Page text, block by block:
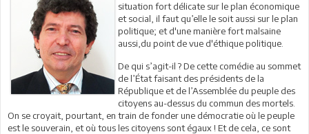
situation fort délicate sur le plan économique
et social, il faut qu’elle le soit aussi sur le plan
politique; et d'une manière fort malsaine
aussi,du point de vue d'éthique politique.
De qui s’agit-il ? De cette comédie au sommet
de l’État faisant des présidents de la
République et de l’Assemblée du peuple des
citoyens au-dessus du commun des mortels.
On se croyait, pourtant, en train de fonder une démocratie où le peuple
est le souverain, et où tous les citoyens sont égaux ! Et de cela, ce sont